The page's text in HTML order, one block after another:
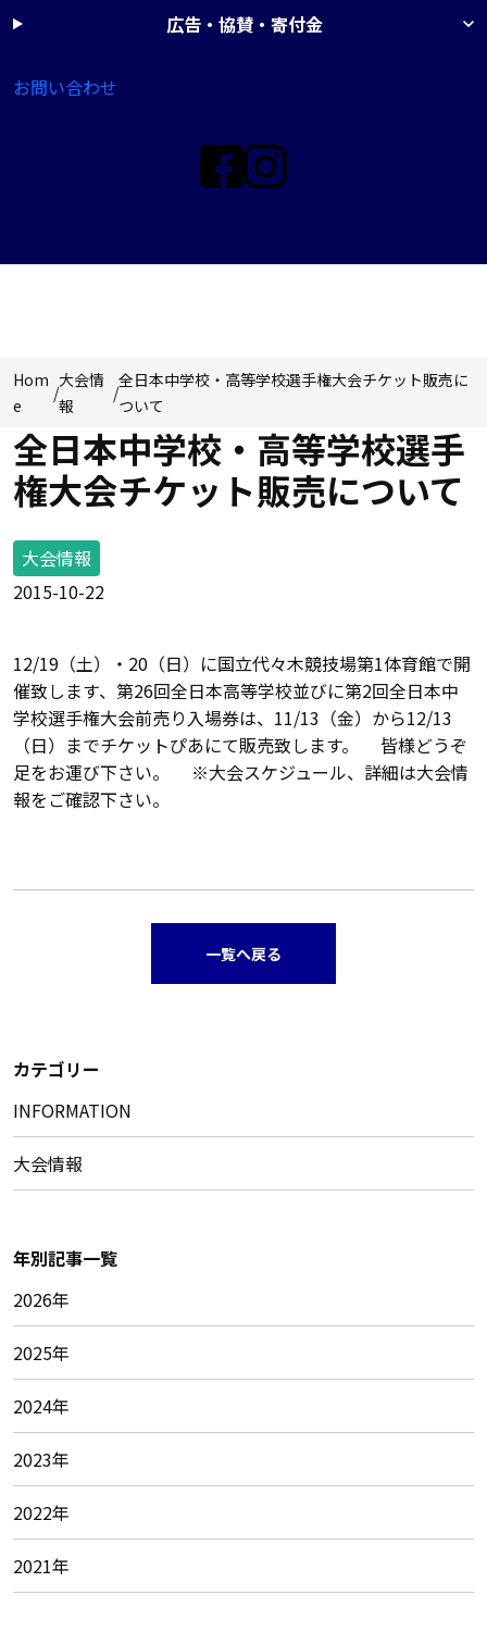
広告・協賛・寄付金
お問い合わせ
Hom
e
/
大会情
報
/
全日本中学校・高等学校選手権大会チケット販売に
ついて
全日本中学校・高等学校選手
権大会チケット販売について
大会情報
2015-10-22
12/19（土）・20（日）に国立代々木競技場第1体育館で開
催致します、第26回全日本高等学校並びに第2回全日本中
学校選手権大会前売り入場券は、11/13（金）から12/13
（日）までチケットぴあにて販売致します。 皆様どうぞ
足をお運び下さい。 ※大会スケジュール、詳細は大会情
報をご確認下さい。
一覧へ戻る
カテゴリー
INFORMATION
大会情報
年別記事一覧
2026年
2025年
2024年
2023年
2022年
2021年